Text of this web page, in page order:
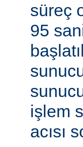
süreç
95
işlem
acısı